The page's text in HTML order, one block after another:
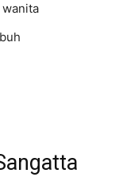
wanita